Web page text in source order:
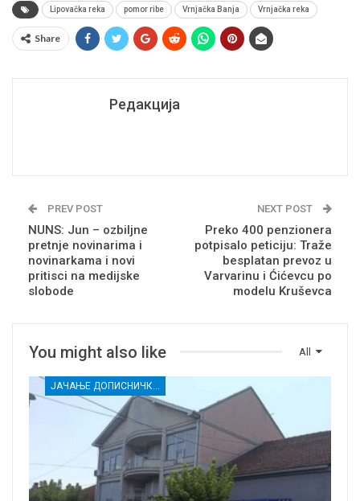
Lipovačka reka pomor ribe Vrnjačka Banja Vrnjačka reka
Share
Редакција
PREV POST
NUNS: Jun – ozbiljne
pretnje novinarima i
novinarkama i novi
pritisci na medijske
slobode
NEXT POST
Preko 400 penzionera
potpisalo peticiju: Traže
besplatan prevoz u
Varvarinu i Ćićevcu po
modelu Kruševca
All
You might also like
ЈАЧАЊЕ ДОПИСНИЧКЕ МРЕЖЕ НЕЗАВИСНИХ МЕДИЈА У РАСИНСКОМ ОКРУГУ